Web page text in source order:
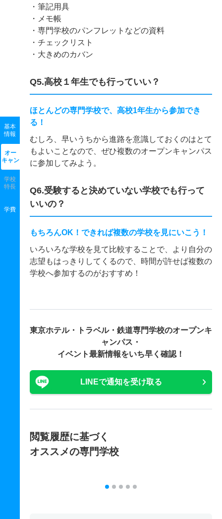
基本
情報
オー
キャン
学校
特長
学費
・筆記用具
・メモ帳
・専門学校のパンフレットなどの資料
・チェックリスト
・大きめのカバン
Q5.高校１年生でも行っていい？
ほとんどの専門学校で、高校1年生から参加でき
る！
むしろ、早いうちから進路を意識しておくのはとて
もよいことなので、ぜひ複数のオープンキャンパス
に参加してみよう。
Q6.受験すると決めていない学校でも行って
いいの？
もちろんOK！できれば複数の学校を見にいこう！
いろいろな学校を見て比較することで、より自分の
志望もはっきりしてくるので、時間が許せば複数の
学校へ参加するのがおすすめ！
東京ホテル・トラベル・鉄道専門学校のオープンキ
ャンパス・
イベント最新情報をいち早く確認！
LINEで通知を受け取る
閲覧履歴に基づく
オススメの専門学校